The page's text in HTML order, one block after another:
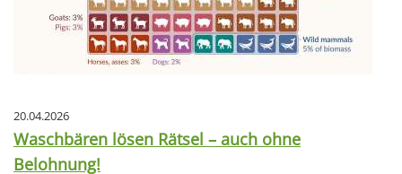
20.04.2026
Waschbären lösen Rätsel – auch ohne
Belohnung!